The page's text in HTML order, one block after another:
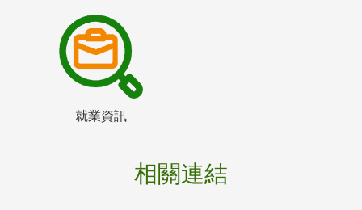
就業資訊
相關連結